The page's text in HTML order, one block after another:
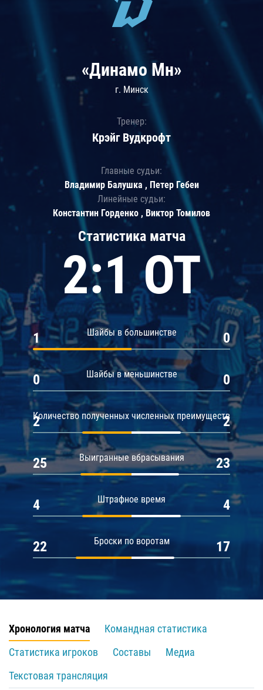
Статистика матча
2:1 ОТ
Шайбы в большинстве
1 0
Шайбы в меньшинстве
0 0
Количество полученных численных преимуществ
2 2
Выигранные вбрасывания
25 23
Штрафное время
4 4
Броски по воротам
22 17
«Динамо Мн»
г. Минск
Тренер:
Крэйг Вудкрофт
Главные судьи:
Владимир Балушка , Петер Гебеи
Линейные судьи:
Константин Горденко , Виктор Томилов
Хронология матча
Командная статистика
Статистика игроков
Составы
Медиа
Текстовая трансляция